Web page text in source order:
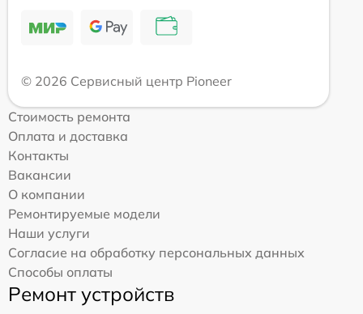
© 2026 Сервисный центр Pioneer
Стоимость ремонта
Оплата и доставка
Контакты
Вакансии
О компании
Ремонтируемые модели
Наши услуги
Согласие на обработку персональных данных
Способы оплаты
Ремонт устройств